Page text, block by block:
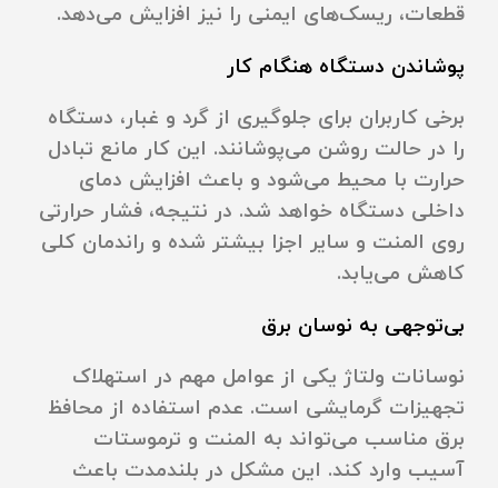
قطعات، ریسک‌های ایمنی را نیز افزایش می‌دهد.
پوشاندن دستگاه هنگام کار
برخی کاربران برای جلوگیری از گرد و غبار، دستگاه
را در حالت روشن می‌پوشانند. این کار مانع تبادل
حرارت با محیط می‌شود و باعث افزایش دمای
داخلی دستگاه خواهد شد. در نتیجه، فشار حرارتی
روی المنت و سایر اجزا بیشتر شده و راندمان کلی
کاهش می‌یابد.
بی‌توجهی به نوسان برق
نوسانات ولتاژ یکی از عوامل مهم در استهلاک
تجهیزات گرمایشی است. عدم استفاده از محافظ
برق مناسب می‌تواند به المنت و ترموستات
آسیب وارد کند. این مشکل در بلندمدت باعث